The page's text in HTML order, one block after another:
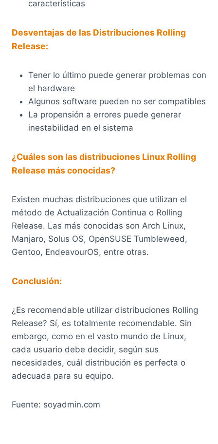
características
Desventajas de las Distribuciones Rolling
Release:
Tener lo último puede generar problemas con
el hardware
Algunos software pueden no ser compatibles
La propensión a errores puede generar
inestabilidad en el sistema
¿Cuáles son las distribuciones Linux Rolling
Release más conocidas?
Existen muchas distribuciones que utilizan el
método de Actualización Continua o Rolling
Release. Las más conocidas son Arch Linux,
Manjaro, Solus OS, OpenSUSE Tumbleweed,
Gentoo, EndeavourOS, entre otras.
Conclusión:
¿Es recomendable utilizar distribuciones Rolling
Release? Sí, es totalmente recomendable. Sin
embargo, como en el vasto mundo de Linux,
cada usuario debe decidir, según sus
necesidades, cuál distribución es perfecta o
adecuada para su equipo.
Fuente: soyadmin.com